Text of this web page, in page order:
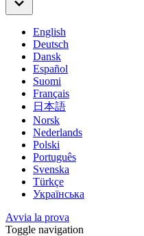
English
Deutsch
Dansk
Español
Suomi
Français
日本語
Norsk
Nederlands
Polski
Português
Svenska
Türkçe
Українська
Avvia la prova
Toggle navigation